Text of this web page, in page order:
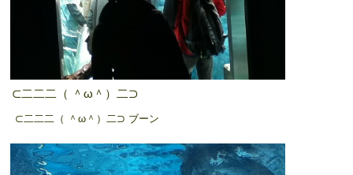
⊂二二二（ ＾ω＾）二⊃
⊂二二二（ ＾ω＾）二⊃ ブーン